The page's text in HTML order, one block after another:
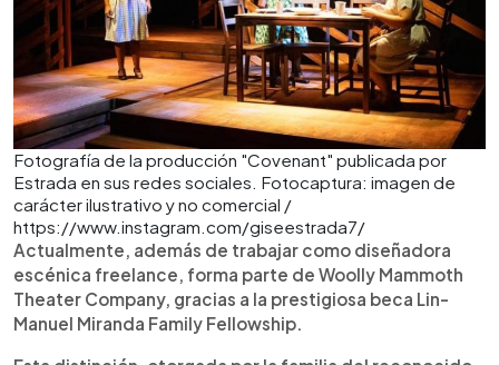
Fotografía de la producción "Covenant" publicada por
Estrada en sus redes sociales. Fotocaptura: imagen de
carácter ilustrativo y no comercial /
https://www.instagram.com/giseestrada7/
Actualmente, además de trabajar como diseñadora
escénica freelance, forma parte de Woolly Mammoth
Theater Company, gracias a la prestigiosa beca Lin-
Manuel Miranda Family Fellowship.